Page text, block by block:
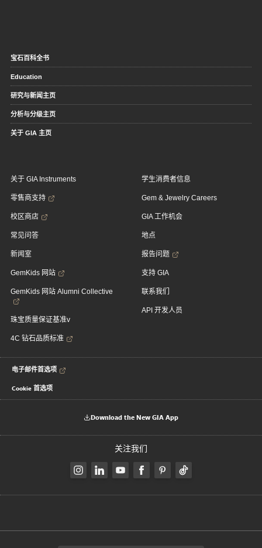
宝石百科全书
Education
研究与新闻主页
分析与分级主页
关于 GIA 主页
关于 GIA Instruments
零售商支持
校区商店
常见问答
新闻室
GemKids 网站
GemKids 网站 Alumni Collective
珠宝质量保证基准v
4C 钻石品质标准
学生消费者信息
Gem & Jewelry Careers
GIA 工作机会
地点
报告问题
支持 GIA
联系我们
API 开发人员
电子邮件首选项
Cookie 首选项
Download the New GIA App
关注我们